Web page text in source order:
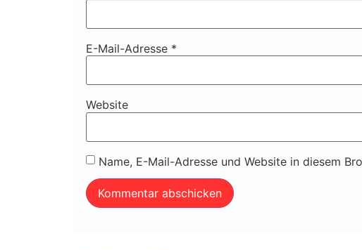
E-Mail-Adresse *
Website
Name, E-Mail-Adresse und Website in diesem